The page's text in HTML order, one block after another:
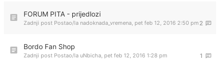
FORUM PITA - prijedlozi
2
Zadnji post Postao/la nadoknada_vremena, pet feb 12, 2016 2:50 pm
Bordo Fan Shop
1
Zadnji post Postao/la uNbicha, pet feb 12, 2016 1:28 pm